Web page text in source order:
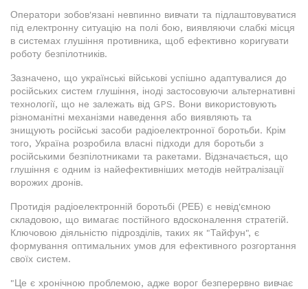
Оператори зобов'язані невпинно вивчати та підлаштовуватися
під електронну ситуацію на полі бою, виявляючи слабкі місця
в системах глушіння противника, щоб ефективно коригувати
роботу безпілотників.
Зазначено, що українські військові успішно адаптувалися до
російських систем глушіння, іноді застосовуючи альтернативні
технології, що не залежать від GPS. Вони використовують
різноманітні механізми наведення або виявляють та
знищують російські засоби радіоелектронної боротьби. Крім
того, Україна розробила власні підходи для боротьби з
російськими безпілотниками та ракетами. Відзначається, що
глушіння є одним із найефективніших методів нейтралізації
ворожих дронів.
Протидія радіоелектронній боротьбі (РЕБ) є невід'ємною
складовою, що вимагає постійного вдосконалення стратегій.
Ключовою діяльністю підрозділів, таких як "Тайфун", є
формування оптимальних умов для ефективного розгортання
своїх систем.
"Це є хронічною проблемою, адже ворог безперервно вивчає